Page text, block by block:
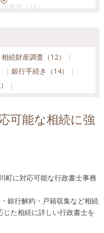
加東市（16）
38）
57）
可町（16）
市（114）
あわじ市（10）
相続財産調査（12）
銀行手続き（14）
可能な相続に強
町に対応可能な行政書士事務
銀行解約・戸籍収集など相続
た相続に詳しい行政書士を